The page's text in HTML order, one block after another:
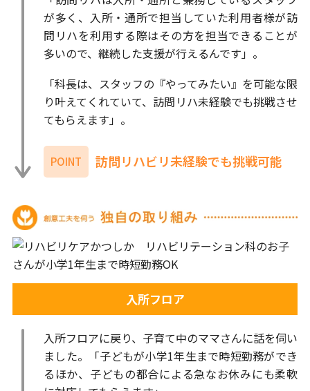
が多く、入所・通所で担当していた利用者様が訪
問リハを利用する際はその方を担当できることが
多いので、継続した支援が行えるんです」。
「科長は、スタッフの『やってみたい』を可能な限
り叶えてくれていて、訪問リハ未経験でも挑戦させ
てもらえます」。
POINT 訪問リハビリ未経験でも挑戦可能
入所フロア
入所フロアに戻り、子育て中のママさんに話を伺い
ました。「子どもが小学1年生まで時短勤務ができ
るほか、子どもの都合による急なお休みにも柔軟